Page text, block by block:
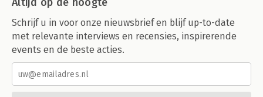
Schrijf u in voor onze nieuwsbrief en blijf up-to-date
met relevante interviews en recensies, inspirerende
events en de beste acties.